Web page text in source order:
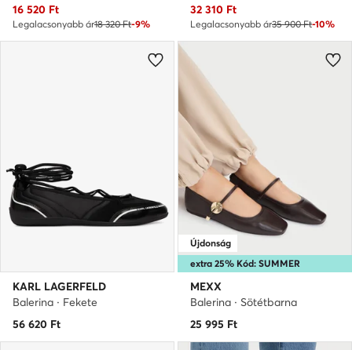
Aktuális ár
16 520 Ft
Legalacsonyabb ár18 320 Ft-9%
Aktuális ár
32 310 Ft
Legalacsonyabb ár35 900 Ft-10%
KARL LAGERFELD
Balerina · Fekete
56 620 Ft
extra 25% Kód: SUMMER
Újdonság
MEXX
Balerina · Sötétbarna
25 995 Ft